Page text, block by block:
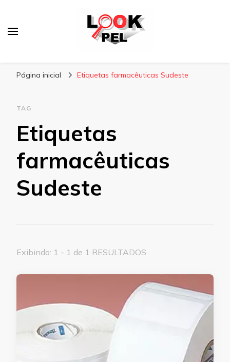
Página inicial Etiquetas farmacêuticas Sudeste
TAG
Etiquetas
farmacêuticas
Sudeste
Exibindo: 1 - 1 de 1 RESULTADOS